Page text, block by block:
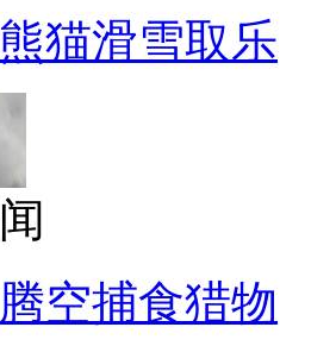
猫滑雪取乐
空捕食猎物